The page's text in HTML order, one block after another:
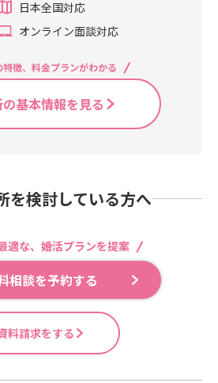
日本全国対応
オンライン面談対応
特徴、料金プランがわかる
基本情報を見る
を検討している方へ
適な、婚活プランを提案
相談を予約する
料請求をする